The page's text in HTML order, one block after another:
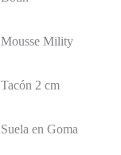
Mousse Mility
Tacón 2 cm
Suela en Goma